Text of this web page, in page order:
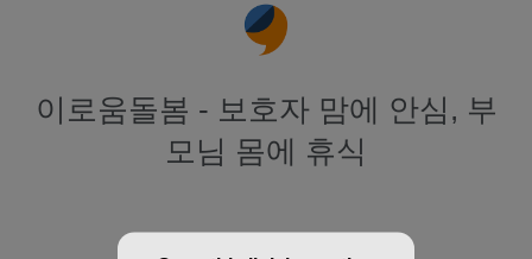
이로움돌봄 - 보호자 맘에 안심, 부
모님 몸에 휴식